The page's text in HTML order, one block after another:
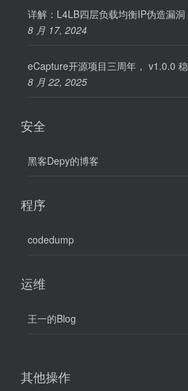
详解：L4LB四层负载均衡IP伪造漏洞
8 月 17, 2024
eCapture开源项目三周年， v1.0.0
8 月 22, 2025
安全
黑客Depy的博客
程序
codedump
运维
王一的Blog
其他操作